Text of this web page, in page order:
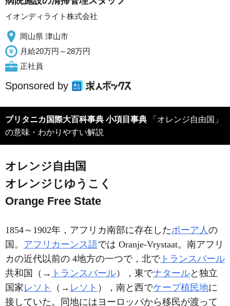
イオンディライト株式会社
岡山県 津山市
月給20万円～28万円
正社員
Sponsored by
ブリタニカ国際大百科事典 小項目事典 「オレンジ自由国」
の意味・わかりやすい解説
オレンジ自由国
オレンジじゆうこく
Orange Free State
1854～1902年，アフリカ南部に存在したボーア人の
国。 アフリカーンス語では Oranje-Vrystaat。南アフリ
カの近代以前の 4地方の一つで，北でトランスバール
共和国（→ トランスバール），東でナタールと独立
国家レソト （→ レソト ），南と西でケープ植民地に
接していた。同地にはヨーロッパから移民が渡って